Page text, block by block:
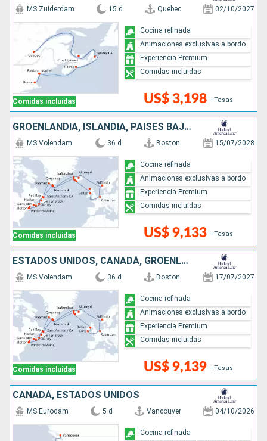
Comidas incluidas
MS Zuiderdam 15 d Quebec 02/10/2027
US$ 3,198 +Tasas
Cocina refinada
Animaciones exclusivas a bordo
Experiencia Premium
Comidas incluidas
GROENLANDIA, ISLANDIA, PAISES BAJOS, CANADÁ, NORUEGA, ESTADOS UNIDOS, REINO UNIDO, IRLANDA
Comidas incluidas
MS Volendam 36 d Boston 15/07/2028
US$ 9,133 +Tasas
Cocina refinada
Animaciones exclusivas a bordo
Experiencia Premium
Comidas incluidas
ESTADOS UNIDOS, CANADÁ, GROENLANDIA, NORUEGA, PAISES BAJOS, IRLANDA, ISLANDIA
Comidas incluidas
MS Volendam 36 d Boston 17/07/2027
US$ 9,139 +Tasas
Cocina refinada
Animaciones exclusivas a bordo
Experiencia Premium
Comidas incluidas
CANADÁ, ESTADOS UNIDOS
MS Eurodam 5 d Vancouver 04/10/2026
Cocina refinada